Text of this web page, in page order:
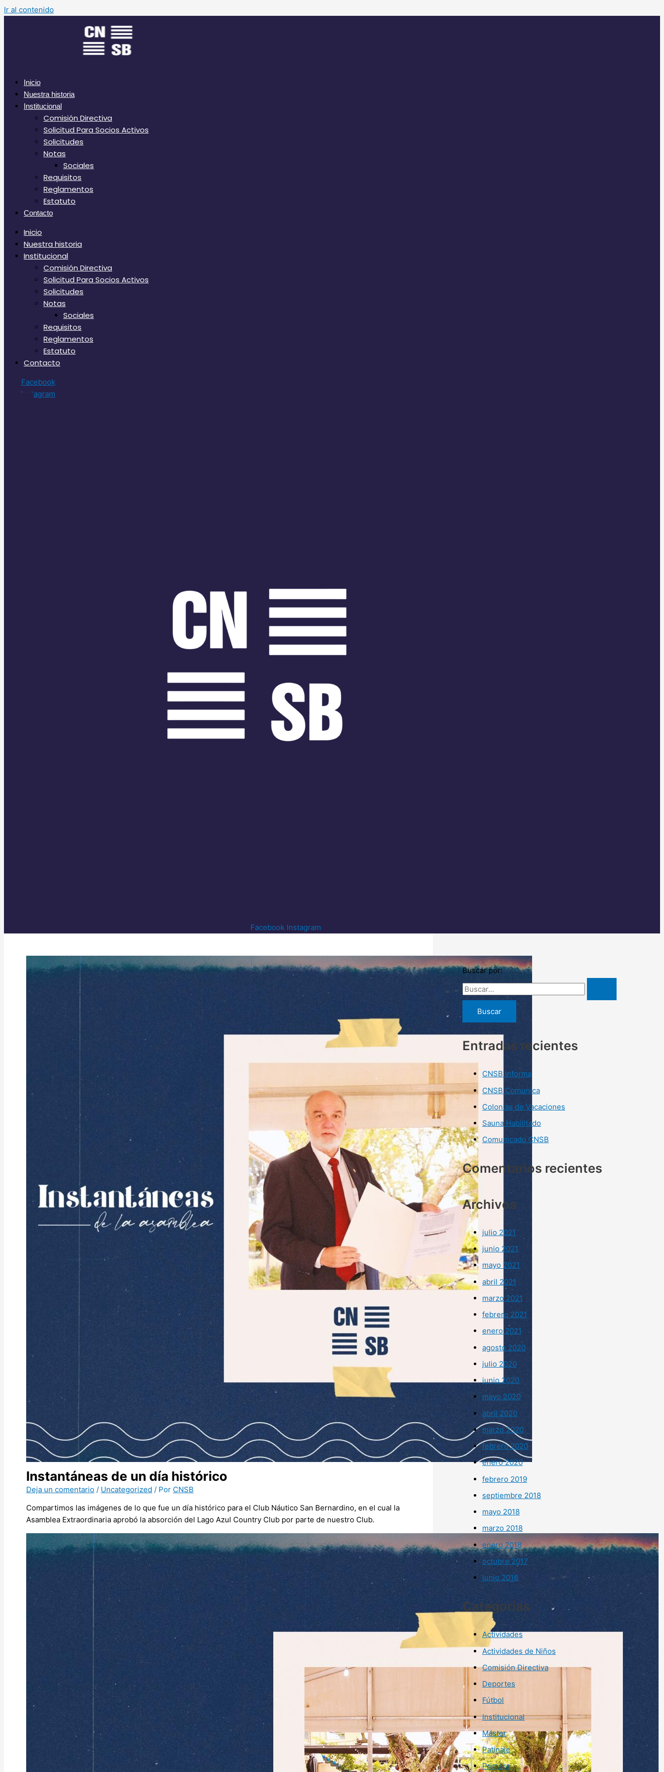
Ir al contenido
Inicio
Nuestra historia
Institucional
Comisión Directiva
Solicitud Para Socios Activos
Solicitudes
Notas
Sociales
Requisitos
Reglamentos
Estatuto
Contacto
Inicio
Nuestra historia
Institucional
Comisión Directiva
Solicitud Para Socios Activos
Solicitudes
Notas
Sociales
Requisitos
Reglamentos
Estatuto
Contacto
Facebook
Instagram
Facebook Instagram
Instantáneas de un día histórico
Deja un comentario / Uncategorized / Por CNSB
Compartimos las imágenes de lo que fue un día histórico para el Club Náutico San Bernardino, en el cual la
Asamblea Extraordinaria aprobó la absorción del Lago Azul Country Club por parte de nuestro Club.
Buscar por:
Entradas recientes
CNSB Informa
CNSB Comunica
Colonias de Vacaciones
Sauna Habilitado
Comunicado CNSB
Comentarios recientes
Archivos
julio 2021
junio 2021
mayo 2021
abril 2021
marzo 2021
febrero 2021
enero 2021
agosto 2020
julio 2020
junio 2020
mayo 2020
abril 2020
marzo 2020
febrero 2020
enero 2020
febrero 2019
septiembre 2018
mayo 2018
marzo 2018
enero 2018
octubre 2017
junio 2016
Categorías
Actividades
Actividades de Niños
Comisión Directiva
Deportes
Fútbol
Institucional
Máster
Patinaje
Primera